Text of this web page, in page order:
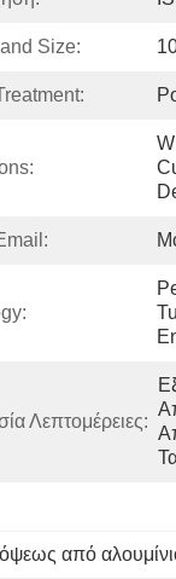
Size:
Λεπτομέρειες:
από